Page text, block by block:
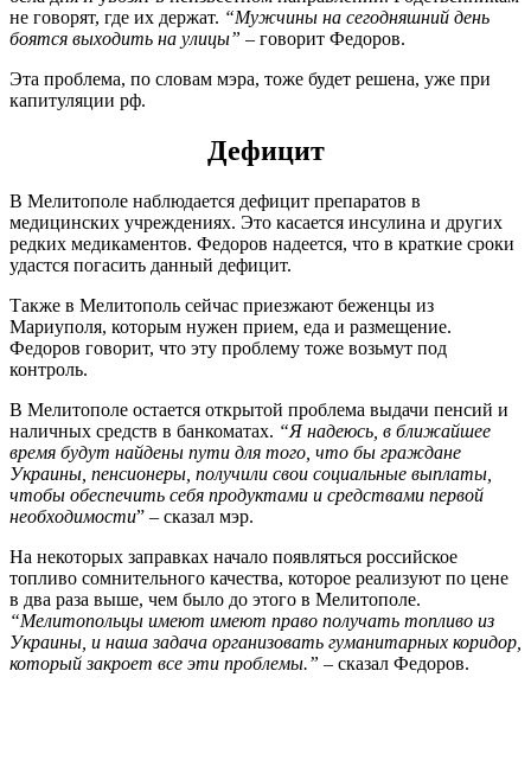
не говорят, где их держат. “Мужчины на сегодняшний день
боятся выходить на улицы” – говорит Федоров.
Эта проблема, по словам мэра, тоже будет решена, уже при
капитуляции рф.
Дефицит
В Мелитополе наблюдается дефицит препаратов в
медицинских учреждениях. Это касается инсулина и других
редких медикаментов. Федоров надеется, что в краткие сроки
удастся погасить данный дефицит.
Также в Мелитополь сейчас приезжают беженцы из
Мариуполя, которым нужен прием, еда и размещение.
Федоров говорит, что эту проблему тоже возьмут под
контроль.
В Мелитополе остается открытой проблема выдачи пенсий и
наличных средств в банкоматах. “Я надеюсь, в ближайшее
время будут найдены пути для того, что бы граждане
Украины, пенсионеры, получили свои социальные выплаты,
чтобы обеспечить себя продуктами и средствами первой
необходимости” – сказал мэр.
На некоторых заправках начало появляться российское
топливо сомнительного качества, которое реализуют по цене
в два раза выше, чем было до этого в Мелитополе.
“Мелитопольцы имеют имеют право получать топливо из
Украины, и наша задача организовать гуманитарных коридор,
который закроет все эти проблемы.” – сказал Федоров.